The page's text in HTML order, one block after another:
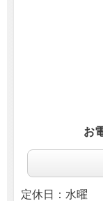
お
定休日：水曜